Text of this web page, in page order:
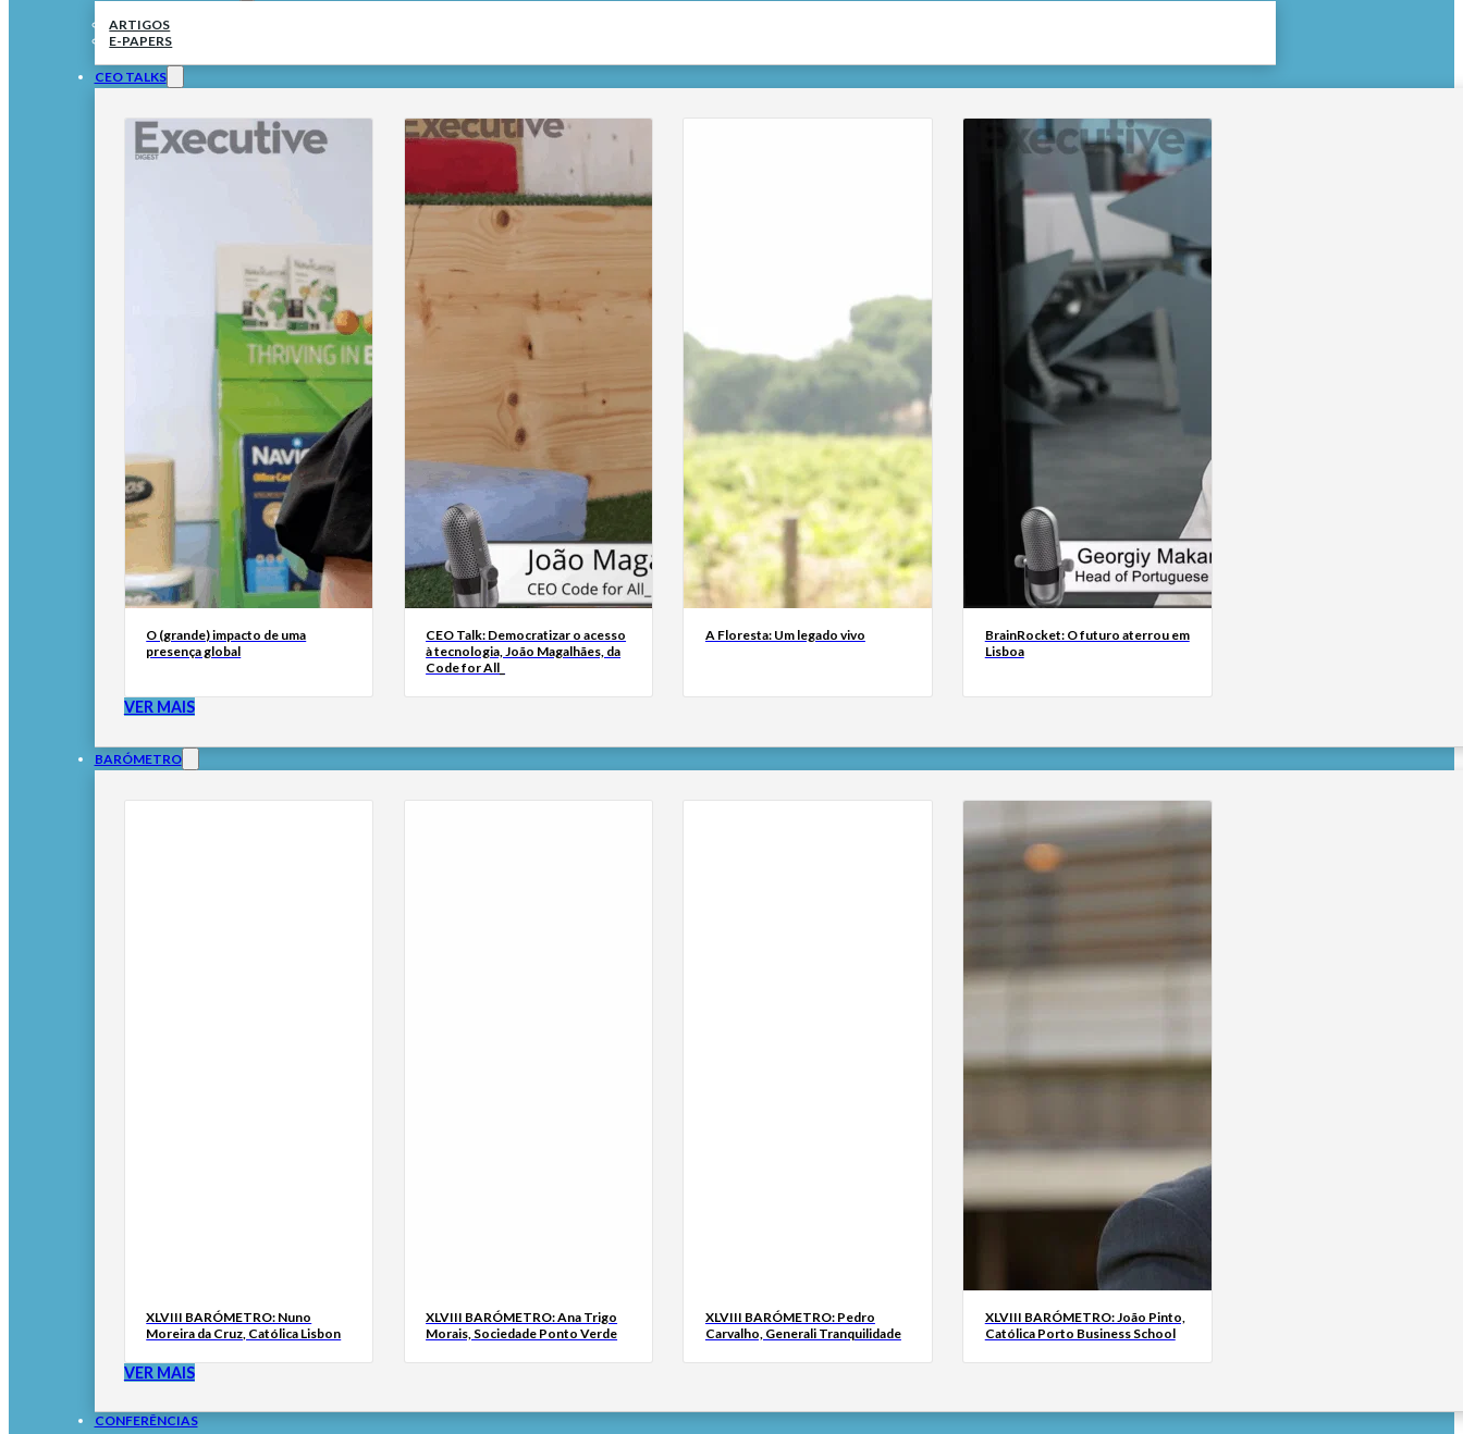
ARTIGOS
E-PAPERS
CEO TALKS
O (grande) impacto de uma
presença global
CEO Talk: Democratizar o acesso
à tecnologia, João Magalhães, da
Code for All_
A Floresta: Um legado vivo
BrainRocket: O futuro aterrou em
Lisboa
VER MAIS
BARÓMETRO
XLVIII BARÓMETRO: Nuno
Moreira da Cruz, Católica Lisbon
XLVIII BARÓMETRO: Ana Trigo
Morais, Sociedade Ponto Verde
XLVIII BARÓMETRO: Pedro
Carvalho, Generali Tranquilidade
XLVIII BARÓMETRO: João Pinto,
Católica Porto Business School
VER MAIS
CONFERÊNCIAS